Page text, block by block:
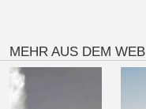
MEHR AUS DEM WEB